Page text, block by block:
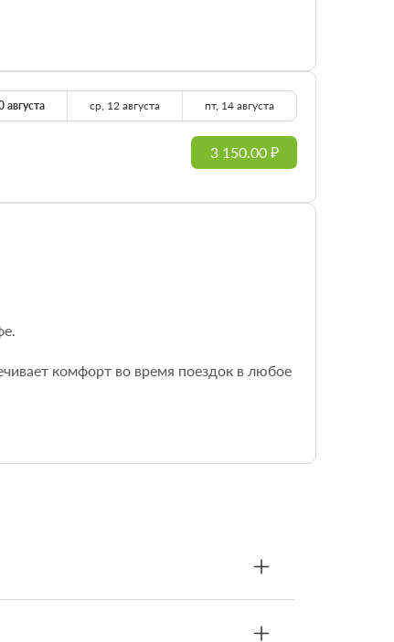
августа ср, 12 августа пт, 14 августа
3 150.00 ₽
комфорт во время поездок в любое